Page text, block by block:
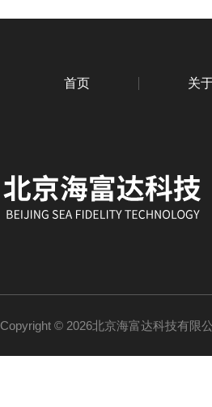
首页 关
Copyright © 2026北京海富达科技有限